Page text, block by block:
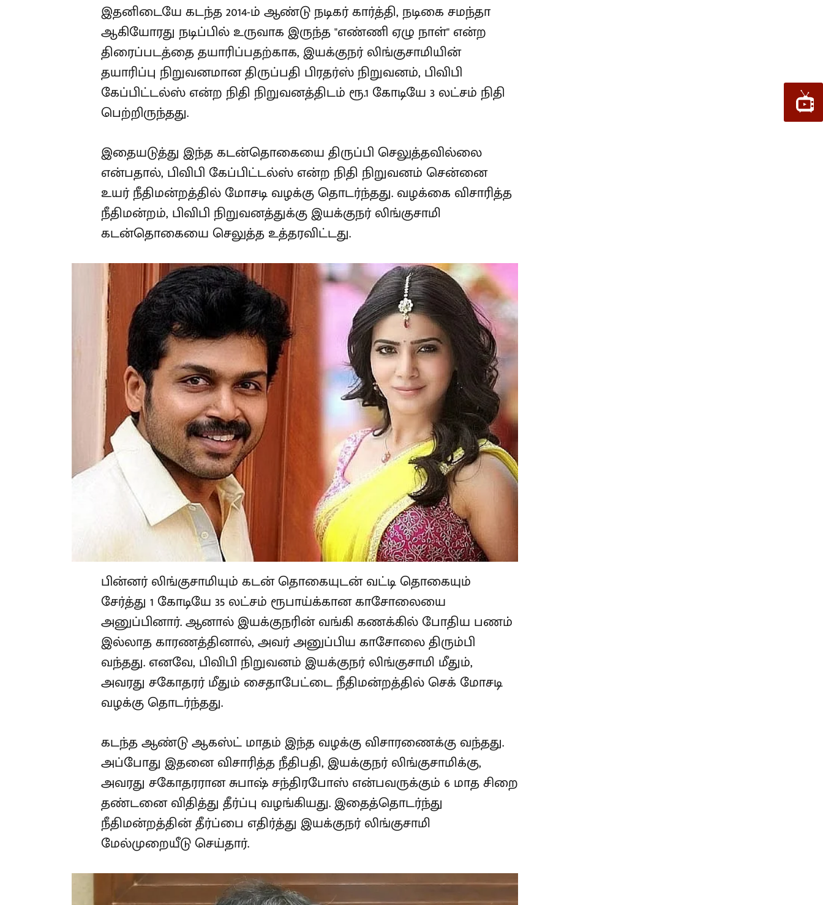
இதனிடையே கடந்த 2014-ம் ஆண்டு நடிகர் கார்த்தி, நடிகை சமந்தா
ஆகியோரது நடிப்பில் உருவாக இருந்த "எண்ணி ஏழு நாள்" என்ற
திரைப்படத்தை தயாரிப்பதற்காக, இயக்குநர் லிங்குசாமியின்
தயாரிப்பு நிறுவனமான திருப்பதி பிரதர்ஸ் நிறுவனம், பிவிபி
கேப்பிட்டல்ஸ் என்ற நிதி நிறுவனத்திடம் ரூ.1 கோடியே 3 லட்சம் நிதி
பெற்றிருந்தது.
இதையடுத்து இந்த கடன்தொகையை திருப்பி செலுத்தவில்லை
என்பதால், பிவிபி கேப்பிட்டல்ஸ் என்ற நிதி நிறுவனம் சென்னை
உயர் நீதிமன்றத்தில் மோசடி வழக்கு தொடர்ந்தது. வழக்கை விசாரித்த
நீதிமன்றம், பிவிபி நிறுவனத்துக்கு இயக்குநர் லிங்குசாமி
கடன்தொகையை செலுத்த உத்தரவிட்டது.
பின்னர் லிங்குசாமியும் கடன் தொகையுடன் வட்டி தொகையும்
சேர்த்து 1 கோடியே 35 லட்சம் ரூபாய்க்கான காசோலையை
அனுப்பினார். ஆனால் இயக்குநரின் வங்கி கணக்கில் போதிய பணம்
இல்லாத காரணத்தினால், அவர் அனுப்பிய காசோலை திரும்பி
வந்தது. எனவே, பிவிபி நிறுவனம் இயக்குநர் லிங்குசாமி மீதும்,
அவரது சகோதரர் மீதும் சைதாபேட்டை நீதிமன்றத்தில் செக் மோசடி
வழக்கு தொடர்ந்தது.
கடந்த ஆண்டு ஆகஸ்ட் மாதம் இந்த வழக்கு விசாரணைக்கு வந்தது.
அப்போது இதனை விசாரித்த நீதிபதி, இயக்குநர் லிங்குசாமிக்கு,
அவரது சகோதரரான சுபாஷ் சந்திரபோஸ் என்பவருக்கும் 6 மாத சிறை
தண்டனை விதித்து தீர்ப்பு வழங்கியது. இதைத்தொடர்ந்து
நீதிமன்றத்தின் தீர்ப்பை எதிர்த்து இயக்குநர் லிங்குசாமி
மேல்முறையீடு செய்தார்.